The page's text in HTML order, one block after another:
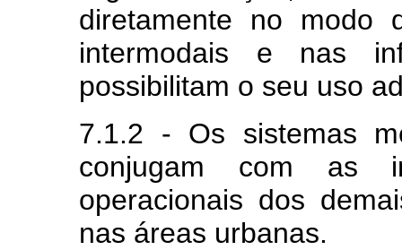
diretamente no modo
intermodais e nas
possibilitam o seu uso
7.1.2 - Os sistemas
conjugam com as
operacionais dos
nas áreas urbanas.